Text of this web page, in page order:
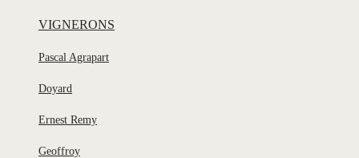
VIGNERONS
Pascal Agrapart
Doyard
Ernest Remy
Geoffroy